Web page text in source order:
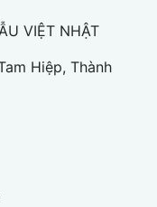
VIỆT NHẬT
Hiệp, Thành